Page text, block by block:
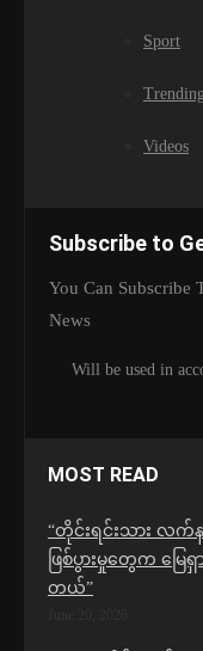
Sport
Videos
Subscribe to
You Can Subscribe
News
Will be used in
MOST READ
“တိုင်းရင်းသား လက်
ဖြစ်ပွားမှုတွေက မြ
တယ်”